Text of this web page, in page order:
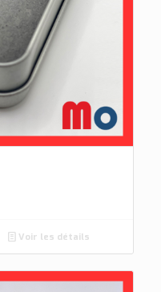
Voir les détails